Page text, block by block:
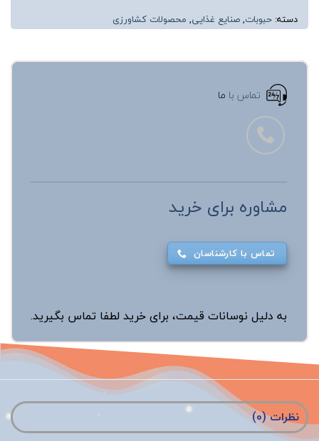
دسته: حبوبات,صنایع غذایی, محصولات کشاورزی
تماس با ما
مشاوره برای خرید
تماس با کارشناسان
به دلیل نوسانات قیمت، برای خرید لطفا تماس بگیرید.
نظرات (0)